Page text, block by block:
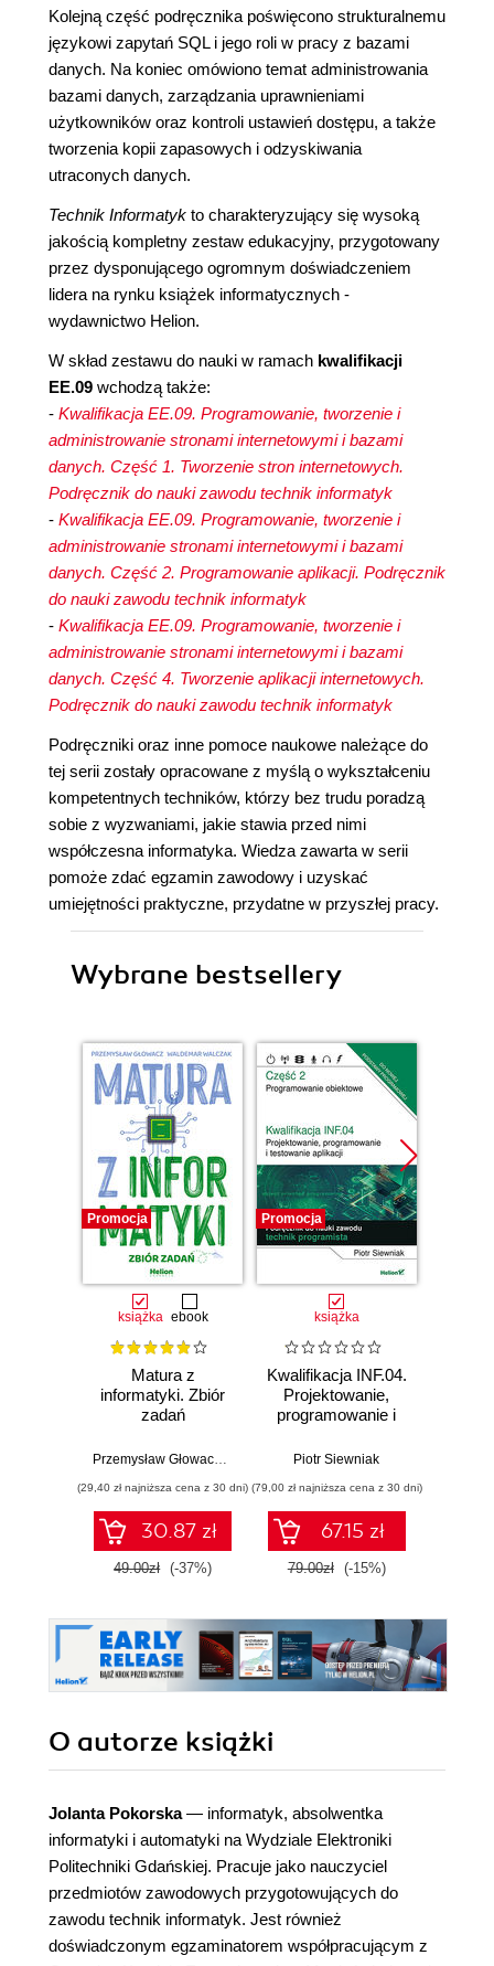
Kolejną część podręcznika poświęcono strukturalnemu
językowi zapytań SQL i jego roli w pracy z bazami
danych. Na koniec omówiono temat administrowania
bazami danych, zarządzania uprawnieniami
użytkowników oraz kontroli ustawień dostępu, a także
tworzenia kopii zapasowych i odzyskiwania
utraconych danych.
Technik Informatyk to charakteryzujący się wysoką
jakością kompletny zestaw edukacyjny, przygotowany
przez dysponującego ogromnym doświadczeniem
lidera na rynku książek informatycznych -
wydawnictwo Helion.
W skład zestawu do nauki w ramach kwalifikacji
EE.09 wchodzą także:
- Kwalifikacja EE.09. Programowanie, tworzenie i
administrowanie stronami internetowymi i bazami
danych. Część 1. Tworzenie stron internetowych.
Podręcznik do nauki zawodu technik informatyk
- Kwalifikacja EE.09. Programowanie, tworzenie i
administrowanie stronami internetowymi i bazami
danych. Część 2. Programowanie aplikacji. Podręcznik
do nauki zawodu technik informatyk
- Kwalifikacja EE.09. Programowanie, tworzenie i
administrowanie stronami internetowymi i bazami
danych. Część 4. Tworzenie aplikacji internetowych.
Podręcznik do nauki zawodu technik informatyk
Podręczniki oraz inne pomoce naukowe należące do
tej serii zostały opracowane z myślą o wykształceniu
kompetentnych techników, którzy bez trudu poradzą
sobie z wyzwaniami, jakie stawia przed nimi
współczesna informatyka. Wiedza zawarta w serii
pomoże zdać egzamin zawodowy i uzyskać
umiejętności praktyczne, przydatne w przyszłej pracy.
Wybrane bestsellery
Promocja
książka ebook
Matura z
informatyki. Zbiór
zadań
Przemysław Głowacz
, Waldemar Walczak
(29,40 zł najniższa cena z 30 dni)
30.87 zł
49.00zł (-37%)
Promocja
książka
Kwalifikacja INF.04.
Projektowanie,
programowanie i
aplikacji. Część 2.
obiektowe.
Podręcznik do
nauki zawodu
technik
programista
Piotr Siewniak
(79,00 zł najniższa cena z 30 dni)
67.15 zł
79.00zł (-15%)
O autorze książki
Jolanta Pokorska— informatyk, absolwentka
informatyki i automatyki na Wydziale Elektroniki
Politechniki Gdańskiej. Pracuje jako nauczyciel
przedmiotów zawodowych przygotowujących do
zawodu technik informatyk. Jest również
doświadczonym egzaminatorem współpracującym z